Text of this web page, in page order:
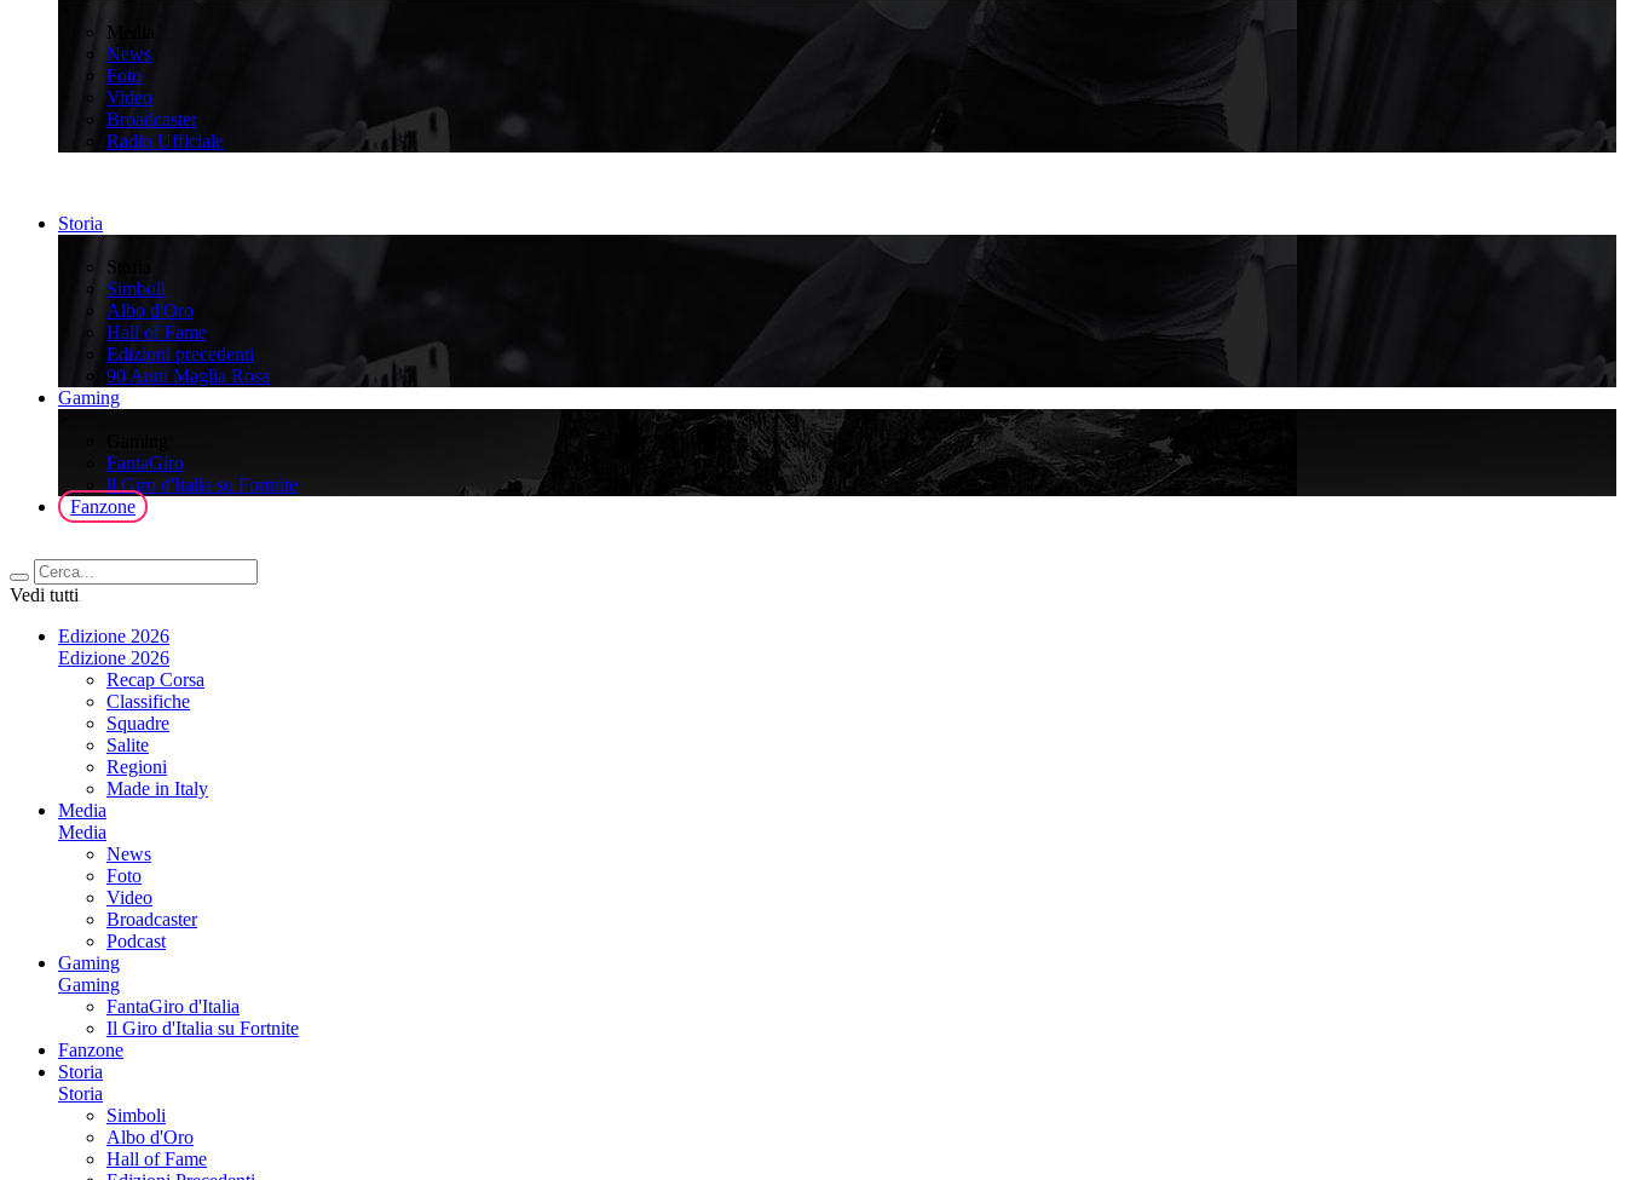
Media
News
Foto
Video
Broadcaster
Radio Ufficiale
Storia
Storia
Simboli
Albo d'Oro
Hall of Fame
Edizioni precedenti
90 Anni Maglia Rosa
Gaming
FantaGiro
ll Giro d'Italia su Fortnite
Fanzone
Vedi tutti
Edizione 2026
Edizione 2026
Recap Corsa
Classifiche
Squadre
Salite
Regioni
Made in Italy
Media
Media
News
Foto
Video
Broadcaster
Podcast
Gaming
Gaming
FantaGiro d'Italia
Il Giro d'Italia su Fortnite
Fanzone
Storia
Storia
Simboli
Albo d'Oro
Hall of Fame